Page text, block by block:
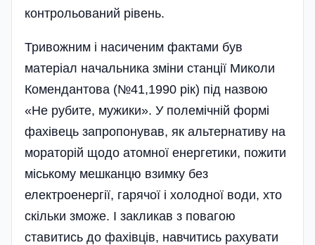
контрольований рівень.
Тривожним і насиченим фактами був
матеріал начальника зміни станції Миколи
Комендантова (№41,1990 рік) під назвою
«Не рубите, мужики». У полемічній формі
фахівець запропонував, як альтернативу на
мораторій щодо атомної енергетики, пожити
місь­кому мешканцю взимку без
електроенергії, гарячої і холодної води, хто
скільки зможе. І закликав з повагою
ставитись до фахівців, навчитись рахувати